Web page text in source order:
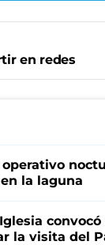
en redes
operativo
la laguna
la visita del